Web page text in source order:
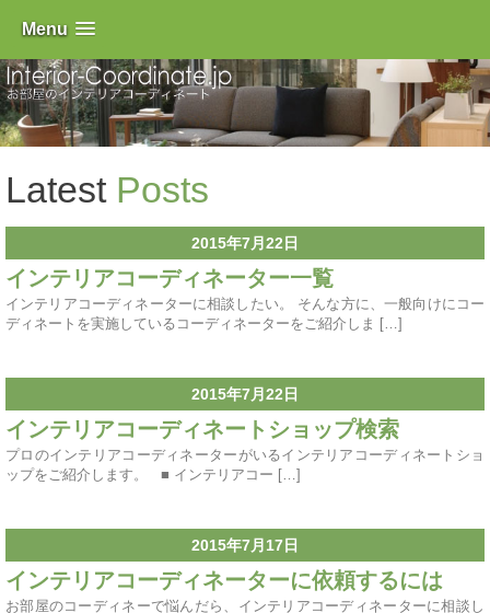
Menu
Latest Posts
2015年7月22日
インテリアコーディネーター一覧
インテリアコーディネーターに相談したい。 そんな方に、一般向けにコー
ディネートを実施しているコーディネーターをご紹介しま […]
2015年7月22日
インテリアコーディネートショップ検索
プロのインテリアコーディネーターがいるインテリアコーディネートショ
ップをご紹介します。 ■ インテリアコー […]
2015年7月17日
インテリアコーディネーターに依頼するには
お部屋のコーディネーで悩んだら、インテリアコーディネーターに相談し